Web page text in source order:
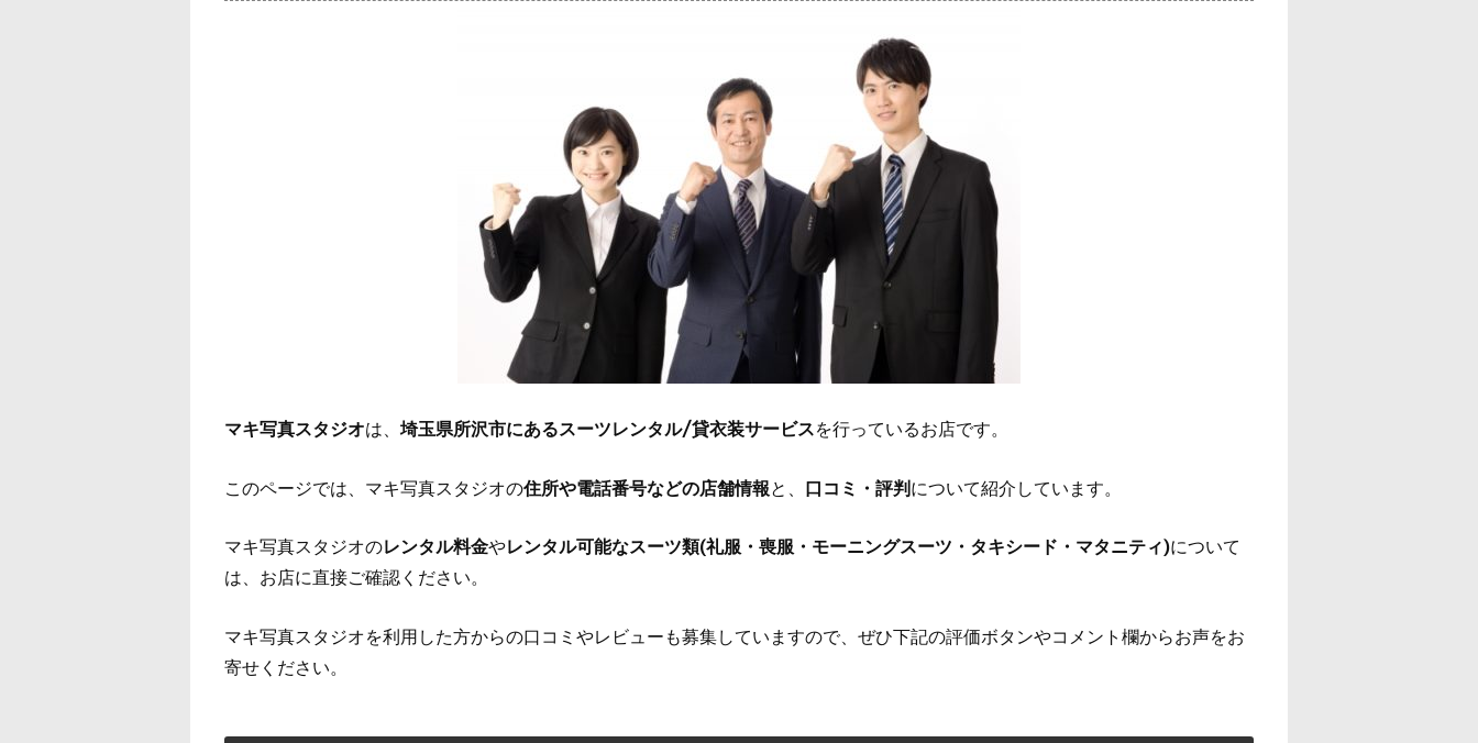
マキ写真スタジオは、 埼玉県所沢市にあるスーツレンタル/貸衣装サービスを行っているお店です。
このページでは、マキ写真スタジオの住所や電話番号などの店舗情報と、 口コミ・評判について紹介しています。
マキ写真スタジオのレンタル料金やレンタル可能なスーツ類(礼服・喪服・モーニングスーツ・タキシード・マタニティ)について
は、お店に直接ご確認ください。
マキ写真スタジオを利用した方からの口コミやレビューも募集していますので、ぜひ下記の評価ボタンやコメント欄からお声をお
寄せください。